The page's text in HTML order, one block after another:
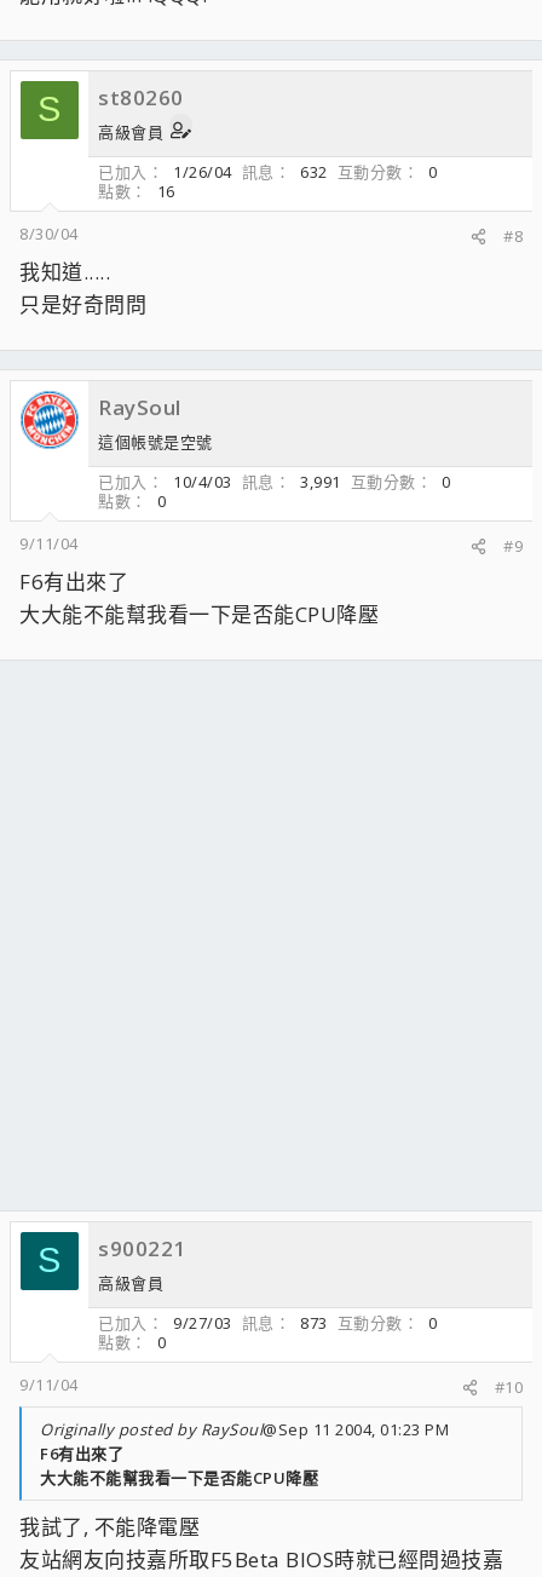
S st80260
高級會員
已加入
1/26/04 訊息 632 互動分數
0
點數
16
8/30/04
#8
我知道.....
只是好奇問問
RaySoul
這個帳號是空號
已加入
10/4/03 訊息 3,991 互動分數
0
點數
0
9/11/04
#9
F6有出來了
大大能不能幫我看一下是否能CPU降壓
S s900221
高級會員
已加入
9/27/03 訊息 873 互動分數
0
點數
0
9/11/04
#10
Originally posted by RaySoul@Sep 11 2004, 01:23 PM
F6有出來了
大大能不能幫我看一下是否能CPU降壓
我試了, 不能降電壓
友站網友向技嘉所取F5Beta BIOS時就已經問過技嘉